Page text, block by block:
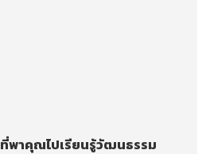
พาคุณไปเรียนรู้วัฒนธรรม